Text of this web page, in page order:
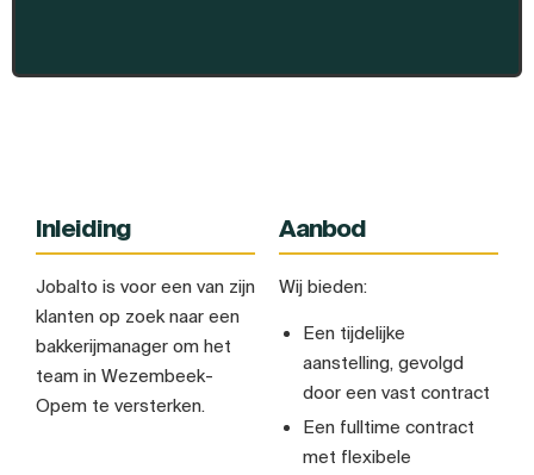
Inleiding
Jobalto is voor een van zijn
klanten op zoek naar een
bakkerijmanager om het
team in Wezembeek-
Opem te versterken.
Aanbod
Wij bieden:
Een tijdelijke
aanstelling, gevolgd
door een vast contract
Een fulltime contract
met flexibele